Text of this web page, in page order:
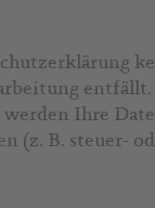
Ihre
(z. B. steuer-